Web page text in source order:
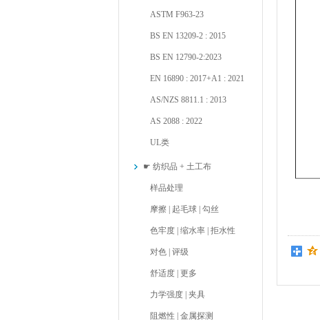
ASTM F963-23
BS EN 13209-2 : 2015
BS EN 12790-2:2023
EN 16890 : 2017+A1 : 2021
AS/NZS 8811.1 : 2013
AS 2088 : 2022
UL类
☛ 纺织品 + 土工布
样品处理
摩擦 | 起毛球 | 勾丝
色牢度 | 缩水率 | 拒水性
对色 | 评级
舒适度 | 更多
力学强度 | 夹具
阻燃性 | 金属探测